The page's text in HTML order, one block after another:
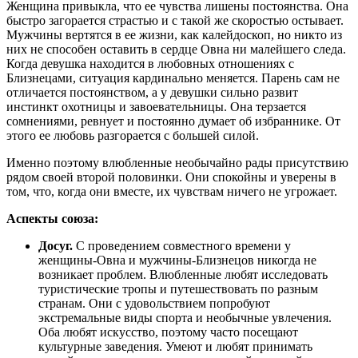
Женщина привыкла, что ее чувства лишены постоянства. Она
быстро загорается страстью и с такой же скоростью остывает.
Мужчины вертятся в ее жизни, как калейдоскоп, но никто из
них не способен оставить в сердце Овна ни малейшего следа.
Когда девушка находится в любовных отношениях с
Близнецами, ситуация кардинально меняется. Парень сам не
отличается постоянством, а у девушки сильно развит
инстинкт охотницы и завоевательницы. Она терзается
сомнениями, ревнует и постоянно думает об избраннике. От
этого ее любовь разгорается с большей силой.
Именно поэтому влюбленные необычайно рады присутствию
рядом своей второй половинки. Они спокойны и уверены в
том, что, когда они вместе, их чувствам ничего не угрожает.
Аспекты союза:
Досуг. С проведением совместного времени у
женщины-Овна и мужчины-Близнецов никогда не
возникает проблем. Влюбленные любят исследовать
туристические тропы и путешествовать по разным
странам. Они с удовольствием попробуют
экстремальные виды спорта и необычные увлечения.
Оба любят искусство, поэтому часто посещают
культурные заведения. Умеют и любят принимать